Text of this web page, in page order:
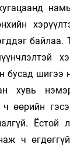
байлаа.
бусад шигээ
хувь
өөрийн
Ёстой
ч